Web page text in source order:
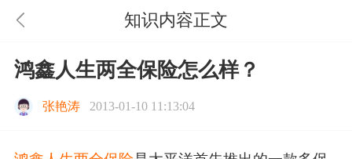
知识内容正文
鸿鑫人生两全保险怎么样？
张艳涛 2013-01-10 11:13:04